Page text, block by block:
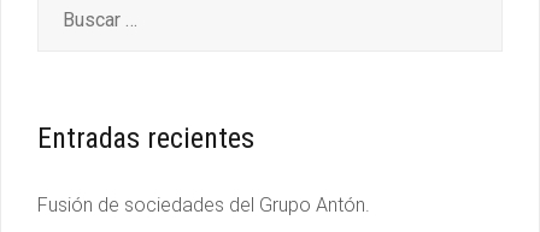
Entradas recientes
Fusión de sociedades del Grupo Antón.